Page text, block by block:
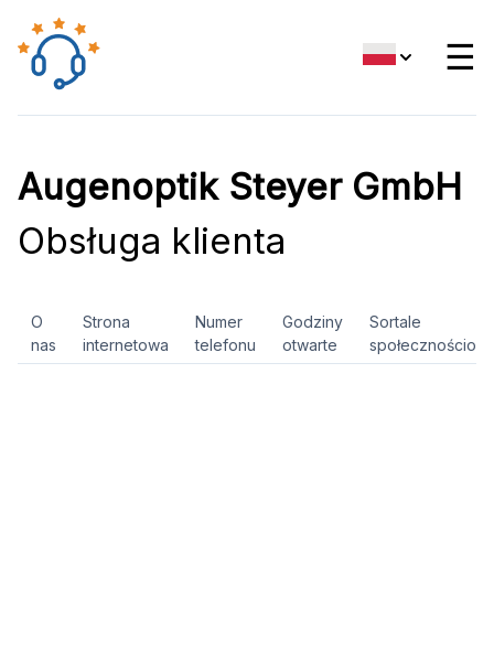
☰
Augenoptik Steyer GmbH
Obsługa klienta
O
nas
Strona
internetowa
Numer
telefonu
Godziny
otwarte
Sortale